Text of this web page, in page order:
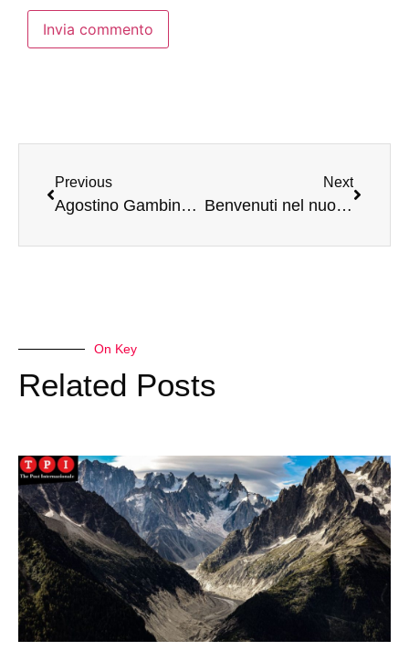
Previous
Agostino Gambino (Int.9) a TPI: “Vogliamo aprire uno spazio di confronto sul presente e sul futuro del cinema”
Next
Benvenuti nel nuovo Medio Oriente: ecco come è cambiato il panorama del potere con la guerra di Usa e Israele all’Iran
On Key
Related Posts